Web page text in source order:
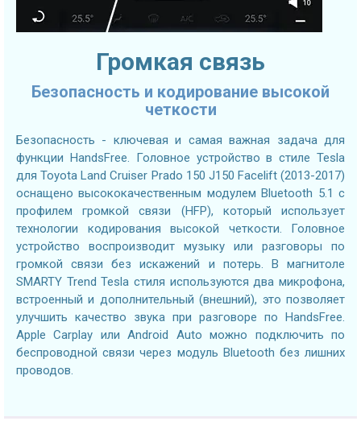
Громкая связь
Безопасность и кодирование высокой
четкости
Безопасность - ключевая и самая важная задача для
функции HandsFree. Головное устройство в стиле Tesla
для Toyota Land Cruiser Prado 150 J150 Facelift (2013-2017)
оснащено высококачественным модулем Bluetooth 5.1 с
профилем громкой связи (HFP), который использует
технологии кодирования высокой четкости. Головное
устройство воспроизводит музыку или разговоры по
громкой связи без искажений и потерь. В магнитоле
SMARTY Trend Tesla стиля используются два микрофона,
встроенный и дополнительный (внешний), это позволяет
улучшить качество звука при разговоре по HandsFree.
Apple Carplay или Android Auto можно подключить по
беспроводной связи через модуль Bluetooth без лишних
проводов.